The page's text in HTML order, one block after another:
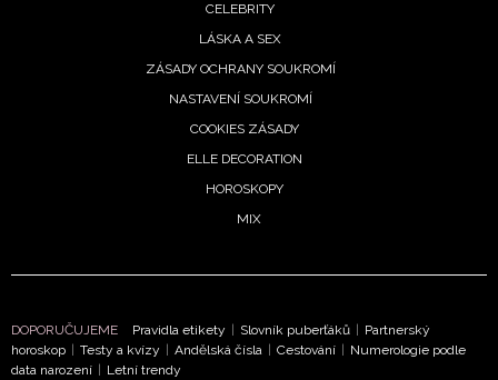
podmínkami společnosti BurdaMedia Extra s.r.o.
potvrzujete, že jste se seznámili se
CELEBRITY
LÁSKA A SEX
ZÁSADY OCHRANY SOUKROMÍ
NASTAVENÍ SOUKROMÍ
COOKIES ZÁSADY
ELLE DECORATION
HOROSKOPY
MIX
DOPORUČUJEME Pravidla etikety Slovník puberťáků
Partnerský
horoskop
Testy a kvízy Andělská čísla Cestování
Numerologie podle
data narození
Letní trendy